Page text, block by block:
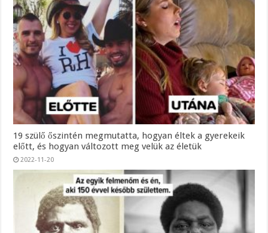
19 szülő őszintén megmutatta, hogyan éltek a gyerekeik
előtt, és hogyan változott meg velük az életük
2022-11-20